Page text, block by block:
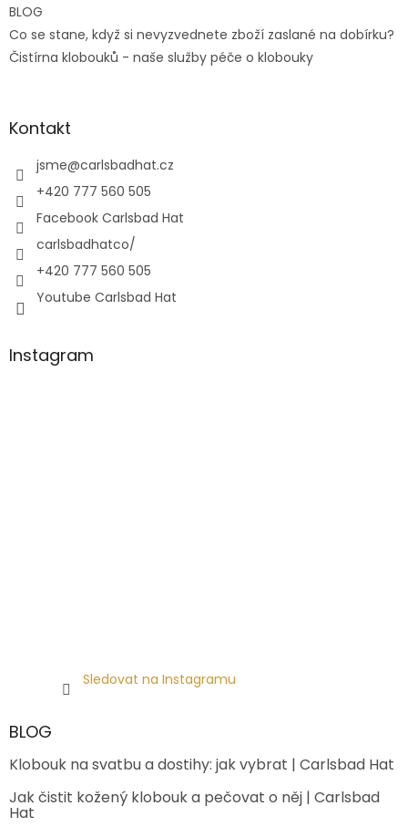
BLOG
Co se stane, když si nevyzvednete zboží zaslané na dobírku?
Čistírna klobouků - naše služby péče o klobouky
Kontakt
jsme@carlsbadhat.cz
+420 777 560 505
Facebook Carlsbad Hat
carlsbadhatco/
+420 777 560 505
Youtube Carlsbad Hat
Instagram
Sledovat na Instagramu
BLOG
Klobouk na svatbu a dostihy: jak vybrat | Carlsbad Hat
Jak čistit kožený klobouk a pečovat o něj | Carlsbad
Hat